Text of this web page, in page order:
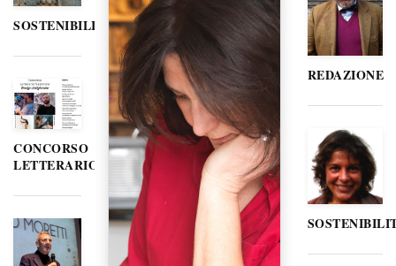
SOSTENIBILITÀ
CONCORSO
LETTERARIO
REDAZIONE